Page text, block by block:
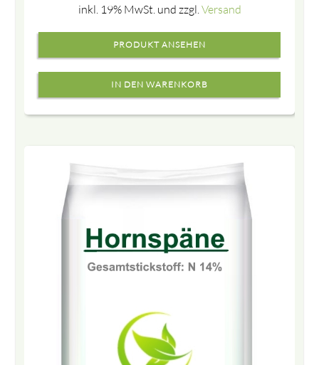
inkl. 19% MwSt. und zzgl. Versand
PRODUKT ANSEHEN